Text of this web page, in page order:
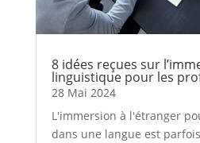
8 idées reçues sur
linguistique pour les
28 Mai 2024
L'immersion à l'étranger
dans une langue est